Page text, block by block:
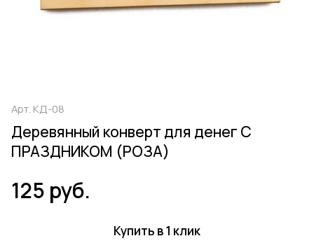
Арт. КД-08
Деревянный конверт для денег С
ПРАЗДНИКОМ (РОЗА)
125 руб.
Купить в 1 клик